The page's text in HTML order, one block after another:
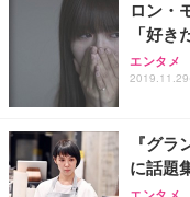
務用 お
Sezlife
ワーク
能 人間
務用 お
【整備
ー フル
ort/VGA
【
Smart
限定】
超厚型
アイリ
ロン・
「好き
エンタメ
『グ
に話題